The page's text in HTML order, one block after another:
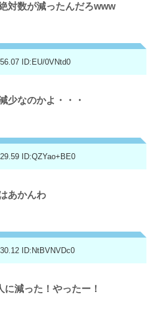
対数が減ったんだろwww
ID:EU/0VNtd0
少なのかよ・・・
ID:QZYao+BE0
あかんわ
ID:NtBVNVDc0
減った！やったー！